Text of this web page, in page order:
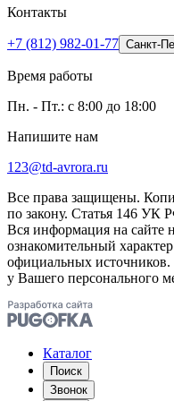
Контакты
+7 (812) 982-01-77 Санкт-
Время работы
Пн. - Пт.: с 8:00 до 18:00
Напишите нам
123@td-avrora.ru
Все права защищены.
по закону. Статья 146 УК
Вся информация на
ознакомительный
официальных
у Вашего персонального
Каталог
Поиск
Звонок